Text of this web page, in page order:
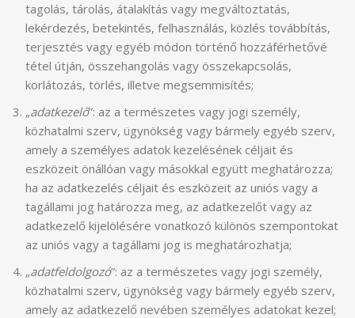
tagolás, tárolás, átalakítás vagy megváltoztatás,
lekérdezés, betekintés, felhasználás, közlés továbbítás,
terjesztés vagy egyéb módon történő hozzáférhetővé
tétel útján, összehangolás vagy összekapcsolás,
korlátozás, törlés, illetve megsemmisítés;
„adatkezelő”: az a természetes vagy jogi személy,
közhatalmi szerv, ügynökség vagy bármely egyéb szerv,
amely a személyes adatok kezelésének céljait és
eszközeit önállóan vagy másokkal együtt meghatározza;
ha az adatkezelés céljait és eszközeit az uniós vagy a
tagállami jog határozza meg, az adatkezelőt vagy az
adatkezelő kijelölésére vonatkozó különös szempontokat
az uniós vagy a tagállami jog is meghatározhatja;
„adatfeldolgozó”: az a természetes vagy jogi személy,
közhatalmi szerv, ügynökség vagy bármely egyéb szerv,
amely az adatkezelő nevében személyes adatokat kezel;